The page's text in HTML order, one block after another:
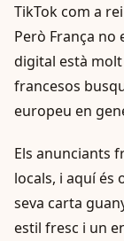
TikTok com a
Però França no
digital està
francesos
europeu en
Els anunciants
locals, i aquí és
seva carta
estil fresc i un